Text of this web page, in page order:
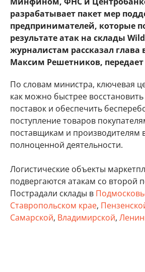
разрабатывает пакет мер
предпринимателей, которые
результате атак на склады
журналистам рассказал глава
Максим Решетников, передает
По словам министра, ключевая
как можно быстрее
поставок и обеспечить
поступление товаров
поставщикам и производителям
полноценной деятельности.
Логистические объекты
подвергаются атакам со второй
Пострадали склады в
Ставропольском крае,
Самарской, Владимирской,